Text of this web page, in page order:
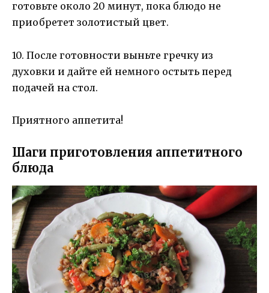
готовьте около 20 минут, пока блюдо не
приобретет золотистый цвет.
10. После готовности выньте гречку из
духовки и дайте ей немного остыть перед
подачей на стол.
Приятного аппетита!
Шаги приготовления аппетитного
блюда